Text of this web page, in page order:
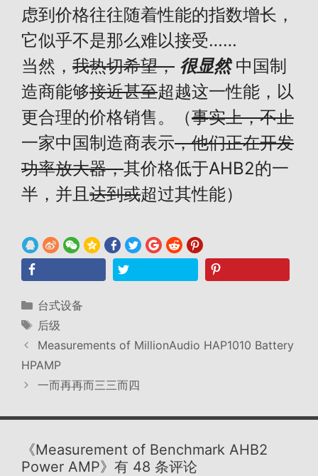
虑到价格往往随着性能的指数增长，
它似乎不是那么难以接受……
当然， 我热切希望， 很显然中国制
造商能够接近甚至超越这一性能，以
更合理的价格销售。（事实上，不止
一家中国制造商表示，他们正在开发
功率放大器，其价格低于AHB2的一
半，并且 达到或超过其性能）
分
类
台式设备
标
签
后级
Measurements of MillionAudio HAP1010 Battery
HPAMP
一而再再而三三而四
《Measurement of Benchmark AHB2
Power AMP》有 48 条评论